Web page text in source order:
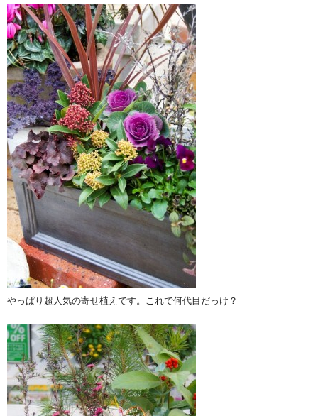
やっぱり超人気の寄せ植えです。これで何代目だっけ？